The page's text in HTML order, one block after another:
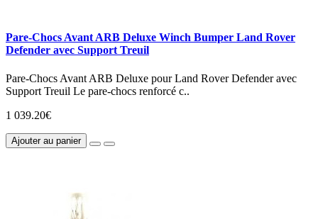
Pare-Chocs Avant ARB Deluxe Winch Bumper Land Rover
Defender avec Support Treuil
Pare-Chocs Avant ARB Deluxe pour Land Rover Defender avec
Support Treuil Le pare-chocs renforcé c..
1 039.20€
Ajouter au panier